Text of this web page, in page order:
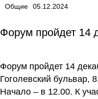
Общие 05.12.2024
Форум пройдет 14
Форум пройдет 14
Гоголевский бульвар,
Начало – в 12.00. К